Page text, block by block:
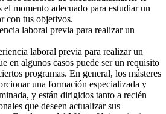
el momento adecuado para estudiar un
con tus objetivos.
laboral previa para realizar un
laboral previa para realizar un
en algunos casos puede ser un requisito
programas. En general, los másteres
una formación especializada y
y están dirigidos tanto a recién
que deseen actualizar sus